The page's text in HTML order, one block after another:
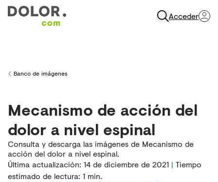
Acceder
Back to
Banco de imágenes
Mecanismo de acción del
dolor a nivel espinal
Consulta y descarga las imágenes de Mecanismo de
acción del dolor a nivel espinal.
Última actualización: 14 de diciembre de 2021 | Tiempo
estimado de lectura: 1 min.